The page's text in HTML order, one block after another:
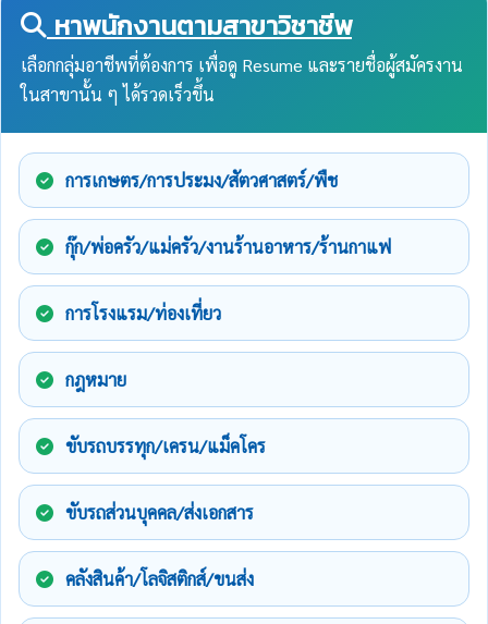
หาพนักงานตามสาขาวิชาชีพ
เลือกกลุ่มอาชีพที่ต้องการ เพื่อดู Resume และรายชื่อผู้สมัครงาน
ในสาขานั้น ๆ ได้รวดเร็วขึ้น
การเกษตร/การประมง/สัตวศาสตร์/พืช
กุ๊ก/พ่อครัว/แม่ครัว/งานร้านอาหาร/ร้านกาแฟ
การโรงแรม/ท่องเที่ยว
กฎหมาย
ขับรถบรรทุก/เครน/แม็คโคร
ขับรถส่วนบุคคล/ส่งเอกสาร
คลังสินค้า/โลจิสติกส์/ขนส่ง